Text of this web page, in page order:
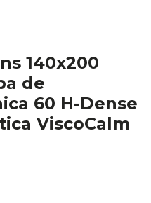
140x200
de
60 H-Dense
ViscoCalm